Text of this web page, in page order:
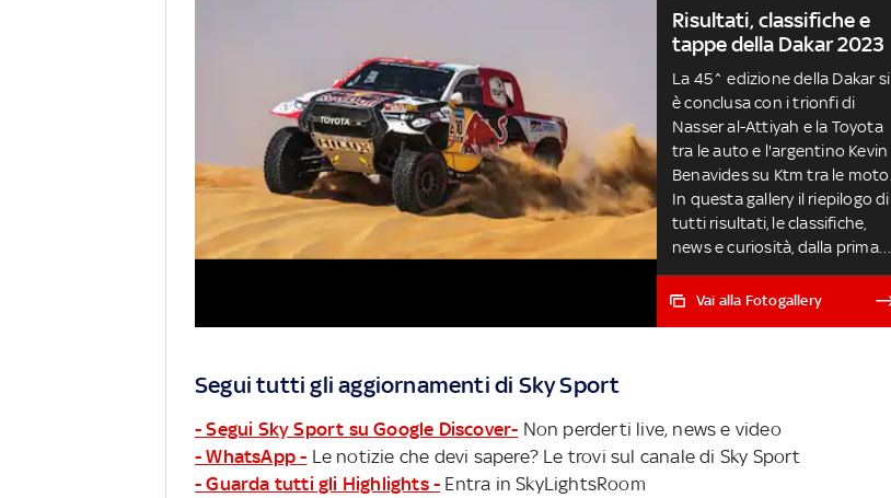
Risultati, classifiche e
tappe della Dakar 2023
La 45^ edizione della Dakar si
è conclusa con i trionfi di
Nasser al-Attiyah e la Toyota
tra le auto e l'argentino Kevin
Benavides su Ktm tra le moto.
In questa gallery il riepilogo di
tutti risultati, le classifiche,
news e curiosità, dalla prima
all'ultima tappa
Vai alla Fotogallery
Segui tutti gli aggiornamenti di Sky Sport
- Segui Sky Sport su Google Discover- Non perderti live, news e video
- WhatsApp - Le notizie che devi sapere? Le trovi sul canale di Sky Sport
- Guarda tutti gli Highlights - Entra in SkyLightsRoom